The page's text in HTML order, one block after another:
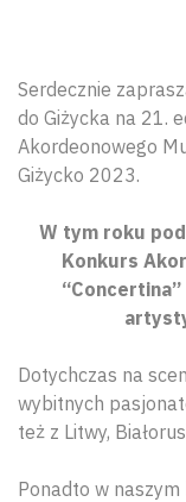
Serdecznie
do Giżycka na 21.
Akordeonowego
Giżycko 2023.
W tym roku
Konkurs
Dotychczas na
wybitnych
też z Litwy,
Ponadto w